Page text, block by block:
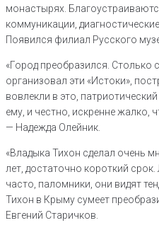
монастырях.
коммуникации,
Появился филиал Русского
«Город преобразился. Столько
организовал эти «Истоки»,
вовлекли в это,
ему, и честно, искренне жалко,
— Надежда Олейник.
«Владыка Тихон сделал очень
лет, достаточно короткий
часто, паломники, они видят
Тихон в Крыму сумеет
Евгений Старичков.